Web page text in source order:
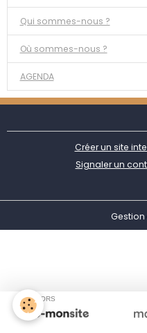
Qui sommes-nous ?
Où sommes-nous ?
AGENDA
Créer un site
Signaler un
SPONSORS